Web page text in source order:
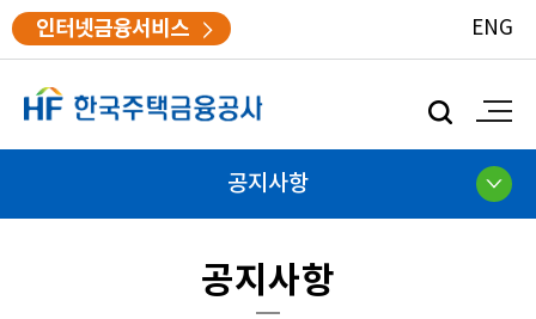
인터넷금융서비스 ENG
공지사항
공지사항